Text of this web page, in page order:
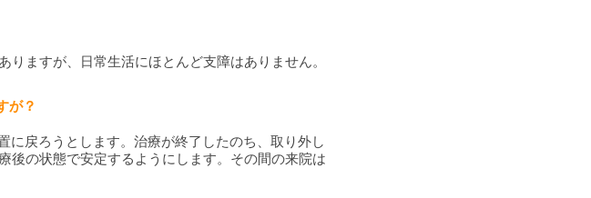
ますが、日常生活にほとんど支障はありません。
が？
戻ろうとします。治療が終了したのち、取り外し
後の状態で安定するようにします。その間の来院は